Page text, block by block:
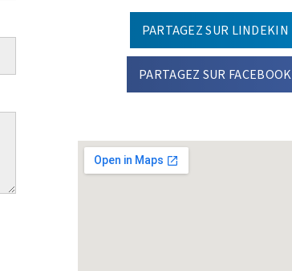
PARTAGEZ SUR LINDEKIN
PARTAGEZ SUR FACEBOOK